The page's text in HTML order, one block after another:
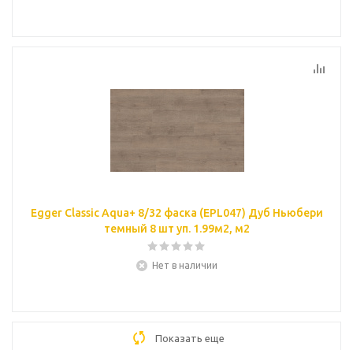
Egger Classic Aqua+ 8/32 фаска (EPL047) Дуб Ньюбери
темный 8 шт уп. 1.99м2, м2
Нет в наличии
Показать еще